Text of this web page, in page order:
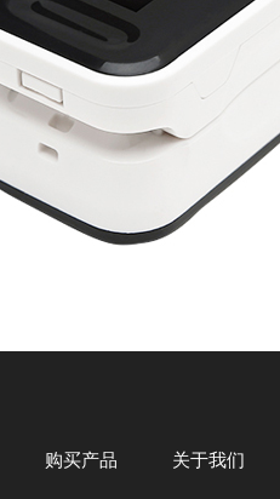
购买产品 关于我们